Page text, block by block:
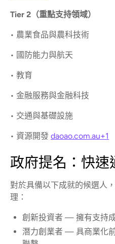
Tier 2（重點支持領域）
• 農業食品與農科技術
• 國防能力與航天
• 教育
• 金融服務與金融科技
• 交通與基礎設施
• 資源開發 daoao.com.au+1
政府提名：快速
對於具備以下成就的候選人
理：
創新投資者 — 擁有支持
潛力創業者 — 具商業化